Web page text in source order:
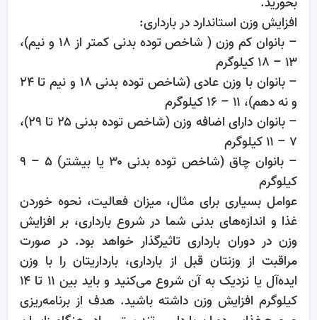
افزایش وزن استاندارد در بارداری:
– بانوان کم وزن ( شاخص توده بدنی کمتر از ۱۸ و نیم)،
۱۳ – ۱۸ کیلوگرم
– بانوان با وزن عادی (شاخص توده بدنی ۱۸ و نیم تا ۲۴
و نه دهم)، ۱۱ – ۱۶ کیلوگرم
– بانوان دارای اضافه وزن (شاخص توده بدنی ۲۵ تا ۲۹)،
۷ – ۱۱ کیلوگرم
– بانوان چاق (شاخص توده بدنی ۳۰ یا بیشتر) ۵ – ۹
کیلوگرم
عوامل بسیاری برای مثال، میزان فعالیت، نحوه خوردن
غذا و اندازه‌های بدنی شما در شروع بارداری، بر افزایش
وزن در دوران بارداری تاثیرگذار خواهد بود. در صورت
مراقبت از وزنتان قبل از بارداری، بارداریتان را با وزن
ایده‌آل یا نزدیک به آن شروع می‌کنید و باید بین ۱۱ تا ۱۴
کیلوگرم افزایش وزن داشته باشید. هدف از برنامه‌ریزی